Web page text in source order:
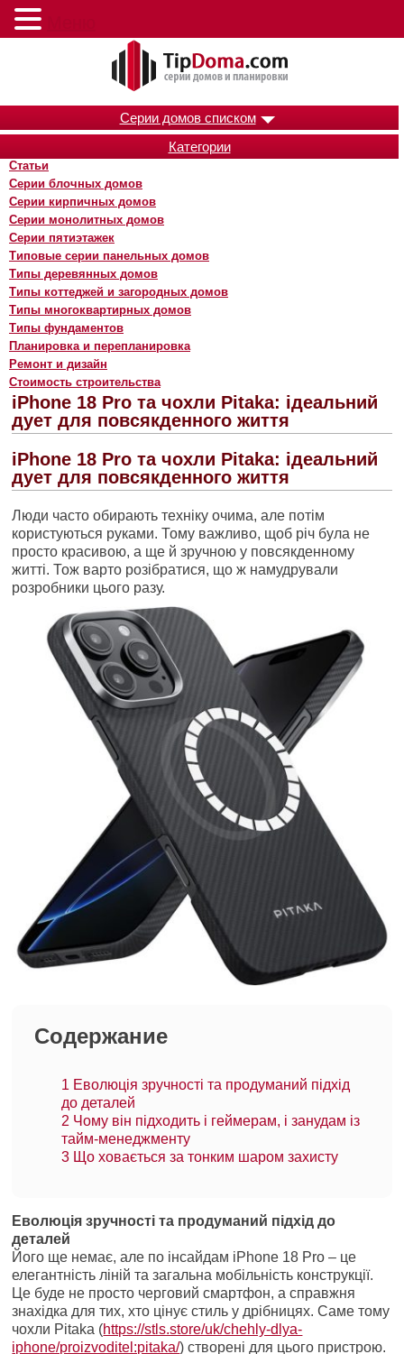
Серии домов списком
Категории
Статьи
Серии блочных домов
Серии кирпичных домов
Серии монолитных домов
Серии пятиэтажек
Типовые серии панельных домов
Типы деревянных домов
Типы коттеджей и загородных домов
Типы многоквартирных домов
Типы фундаментов
Планировка и перепланировка
Ремонт и дизайн
Стоимость строительства
iPhone 18 Pro та чохли Pitaka: ідеальний
дует для повсякденного життя
iPhone 18 Pro та чохли Pitaka: ідеальний
дует для повсякденного життя
Люди часто обирають техніку очима, але потім
користуються руками. Тому важливо, щоб річ була не
просто красивою, а ще й зручною у повсякденному
житті. Тож варто розібратися, що ж намудрували
розробники цього разу.
Содержание
1 Еволюція зручності та продуманий підхід
до деталей
2 Чому він підходить і геймерам, і занудам із
тайм-менеджменту
3 Що ховається за тонким шаром захисту
Еволюція зручності та продуманий підхід до
деталей
Його ще немає, але по інсайдам iPhone 18 Pro – це
елегантність ліній та загальна мобільність конструкції.
Це буде не просто черговий смартфон, а справжня
знахідка для тих, хто цінує стиль у дрібницях. Саме тому
чохли Pitaka (https://stls.store/uk/chehly-dlya-
iphone/proizvoditel:pitaka/) створені для цього пристрою.